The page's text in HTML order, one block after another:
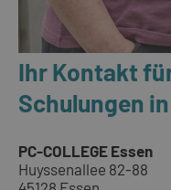
Ihr Kontakt
Schulungen
PC-COLLEGE Essen
Huyssenallee 82-88